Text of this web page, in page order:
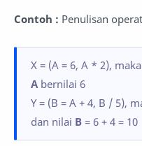
Contoh : Penulisan
X = (A = 6, A * 2), maka
A bernilai 6
Y = (B = A + 4, B / 5),
dan nilai B = 6 + 4 = 10